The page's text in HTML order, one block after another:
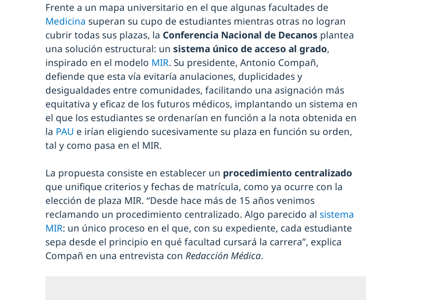
Frente a un mapa universitario en el que algunas facultades de
Medicina superan su cupo de estudiantes mientras otras no logran
cubrir todas sus plazas, la Conferencia Nacional de Decanos plantea
una solución estructural: un sistema único de acceso al grado,
inspirado en el modelo MIR. Su presidente, Antonio Compañ,
defiende que esta vía evitaría anulaciones, duplicidades y
desigualdades entre comunidades, facilitando una asignación más
equitativa y eficaz de los futuros médicos, implantando un sistema en
el que los estudiantes se ordenarían en función a la nota obtenida en
la PAU e irían eligiendo sucesivamente su plaza en función su orden,
tal y como pasa en el MIR.
La propuesta consiste en establecer un procedimiento centralizado
que unifique criterios y fechas de matrícula, como ya ocurre con la
elección de plaza MIR. “Desde hace más de 15 años venimos
reclamando un procedimiento centralizado. Algo parecido al sistema
MIR: un único proceso en el que, con su expediente, cada estudiante
sepa desde el principio en qué facultad cursará la carrera”, explica
Compañ en una entrevista con Redacción Médica.